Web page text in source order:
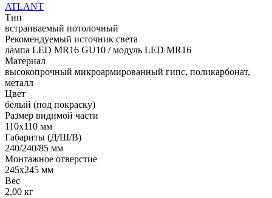
ATLANT
Тип
встраиваемый потолочный
Рекомендуемый источник света
лампа LED MR16 GU10 / модуль LED MR16
Материал
высокопрочный микроармированный гипс, поликарбонат,
металл
Цвет
белый (под покраску)
Размер видимой части
110х110 мм
Габариты (Д/Ш/В)
240/240/85 мм
Монтажное отверстие
245x245 мм
Вес
2,00 кг